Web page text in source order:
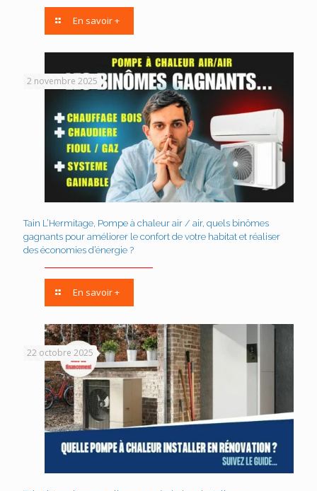
En savoir +
2 novembre 2025
Tain L’Hermitage, Pompe à chaleur air / air, quels binômes
gagnants pour améliorer le confort de votre habitat et réaliser
des économies d’énergie ?
En savoir +
22 octobre 2025